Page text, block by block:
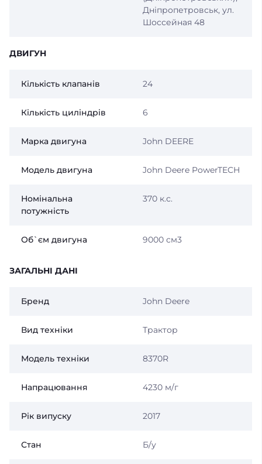
Дніпропетровськ, ул.
Шоссейная 48
ДВИГУН
Кiлькiсть клапанiв 24
Кiлькiсть цилiндрiв 6
Марка двигуна John DEERE
Модель двигуна John Deere PowerTECH
Номінальна
потужність
370 к.с.
Об`єм двигуна 9000 см3
ЗАГАЛЬНІ ДАНІ
Бренд John Deere
Вид техніки Трактор
Модель технiки 8370R
Напрацювання 4230 м/г
Рік випуску 2017
Стан Б/у